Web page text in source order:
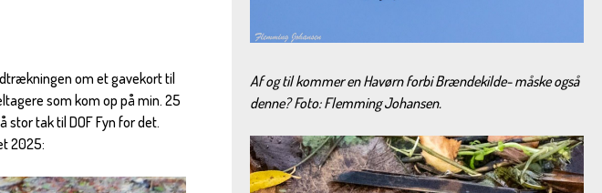
om et gavekort til
som kom op på min. 25
tak til DOF Fyn for det.
2025:
Af og til kommer en Havørn forbi Brændekilde- måske også
denne? Foto: Flemming Johansen.